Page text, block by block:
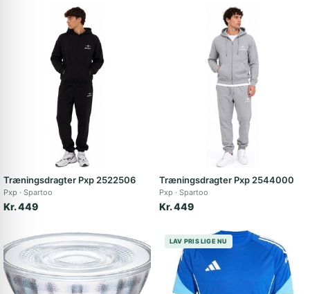
Træningsdragter Pxp 2522506
Pxp Spartoo
Kr. 449
Træningsdragter Pxp 2544000
Pxp Spartoo
Kr. 449
LAV PRIS LIGE NU